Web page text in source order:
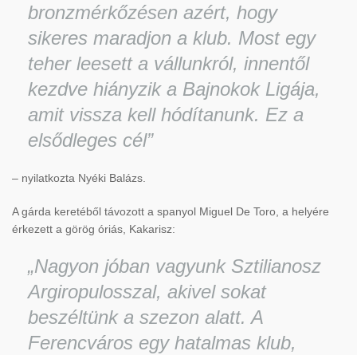
bronzmérkőzésen azért, hogy
sikeres maradjon a klub. Most egy
teher leesett a vállunkról, innentől
kezdve hiányzik a Bajnokok Ligája,
amit vissza kell hódítanunk. Ez a
elsődleges cél”
– nyilatkozta Nyéki Balázs.
A gárda keretéből távozott a spanyol Miguel De Toro, a helyére
érkezett a görög óriás, Kakarisz:
„Nagyon jóban vagyunk Sztilianosz
Argiropulosszal, akivel sokat
beszéltünk a szezon alatt. A
Ferencváros egy hatalmas klub,